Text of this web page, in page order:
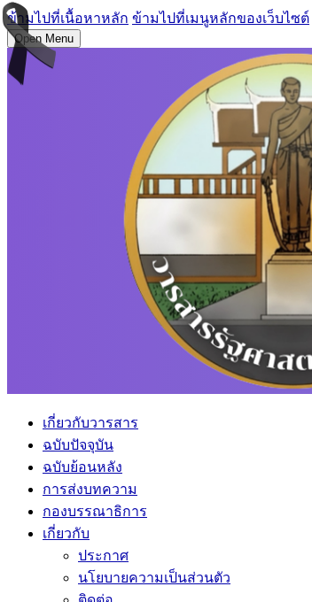
ข้ามไปที่เนื้อหาหลัก ข้ามไปที่เมนูหลักของเว็บไซต์
Open Menu
เกี่ยวกับวารสาร
ฉบับปัจจุบัน
ฉบับย้อนหลัง
การส่งบทความ
กองบรรณาธิการ
เกี่ยวกับ
ประกาศ
นโยบายความเป็นส่วนตัว